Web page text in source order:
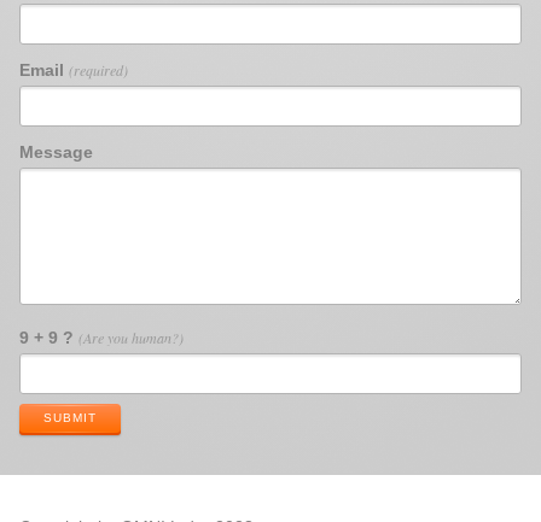
Email (required)
Message
9 + 9 ? (Are you human?)
SUBMIT